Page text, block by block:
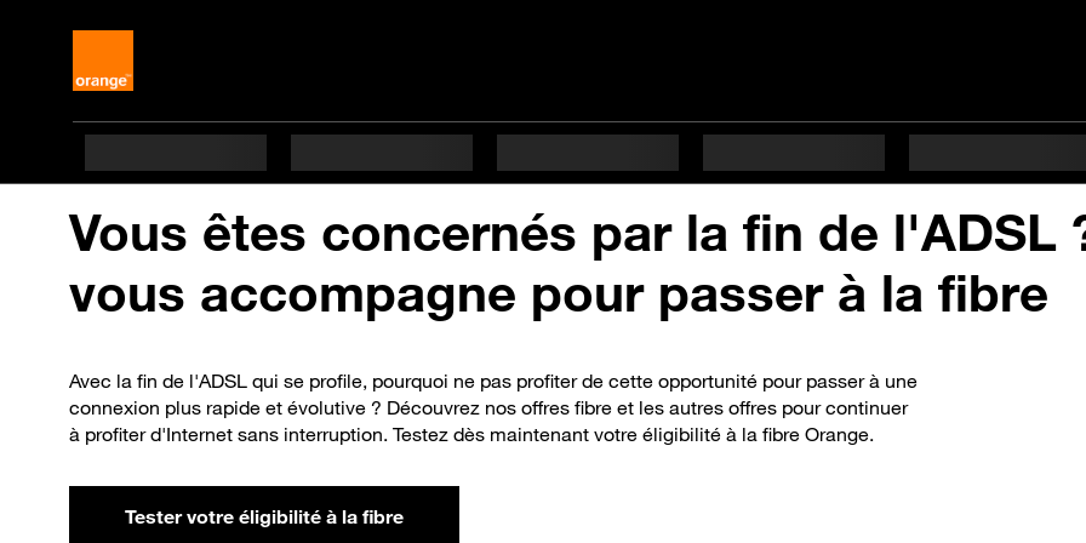
Vous êtes concernés par la fin de l'ADSL
vous accompagne pour passer à la fibre
Avec la fin de l'ADSL qui se profile, pourquoi ne pas profiter de cette opportunité pour passer à une
connexion plus rapide et évolutive ? Découvrez nos offres fibre et les autres offres pour continuer
à profiter d'Internet sans interruption. Testez dès maintenant votre éligibilité à la fibre Orange.
Tester votre éligibilité à la fibre